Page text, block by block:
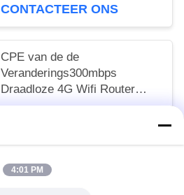
CONTACTEER ONS
CPE van de de
Veranderings300mbps
Draadloze 4G Wifi Router
CAT4 32User RJ45 van
4:01 PM